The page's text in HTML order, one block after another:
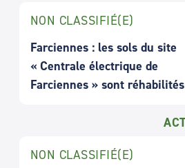
NON CLASSIFIÉ(E)
Farciennes : les sols du site
« Centrale électrique de
Farciennes » sont
NON CLASSIFIÉ(E)